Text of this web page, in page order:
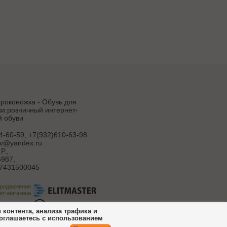
- Обувь для
интернет-
обуви
60-59; +7(932)610-63-98
магазина
анализа трафика и
с использованием